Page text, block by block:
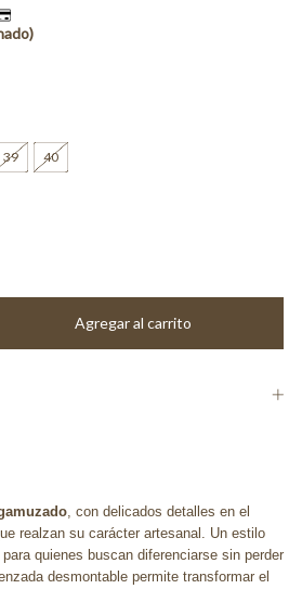
39 40
, con delicados detalles en el
realzan su carácter artesanal. Un estilo
quienes buscan diferenciarse sin perder
desmontable permite transformar el